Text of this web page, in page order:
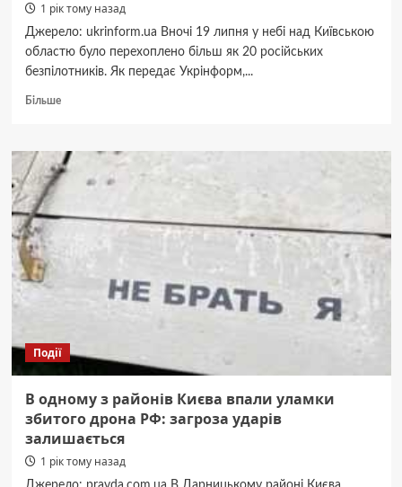
1 рік тому назад
Джерело: ukrinform.ua Вночі 19 липня у небі над Київською
областю було перехоплено більш як 20 російських
безпілотників. Як передає Укрінформ,...
БільшеДокладніше
Київщині
вночі
перехопили
20
безпілотників
Події
В одному з районів Києва впали уламки
збитого дрона РФ: загроза ударів
залишається
1 рік тому назад